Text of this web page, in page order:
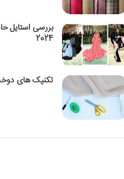
بررسی استایل
2024
تکنیک‌ های